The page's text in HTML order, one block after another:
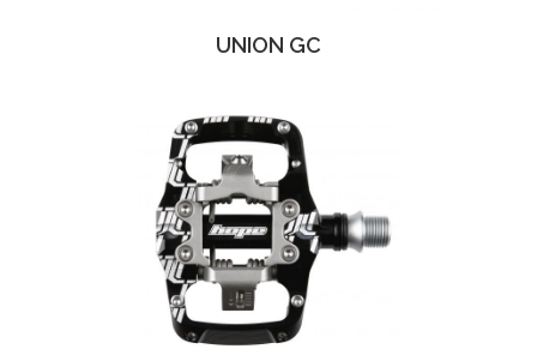
UNION GC